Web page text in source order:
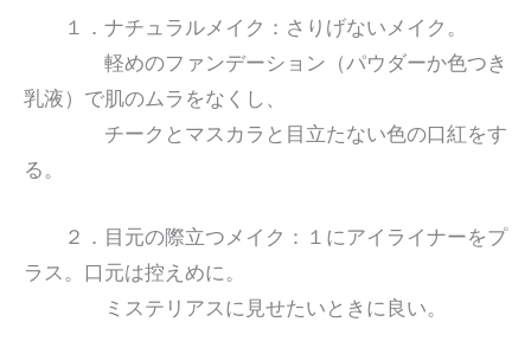
１．ナチュラルメイク：さりげないメイク。
軽めのファンデーション（パウダーか色つき
乳液）で肌のムラをなくし、
チークとマスカラと目立たない色の口紅をす
る。
２．目元の際立つメイク：１にアイライナーをプ
ラス。口元は控えめに。
ミステリアスに見せたいときに良い。